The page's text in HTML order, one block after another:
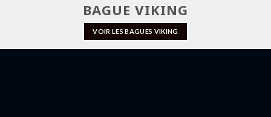
BAGUE VIKING
VOIR LES BAGUES VIKING